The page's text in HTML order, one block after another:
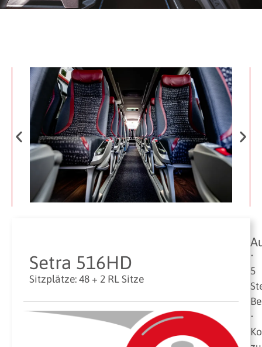
Setra 516HD
Sitzplätze: 48 + 2 RL Sitze
•
5
•